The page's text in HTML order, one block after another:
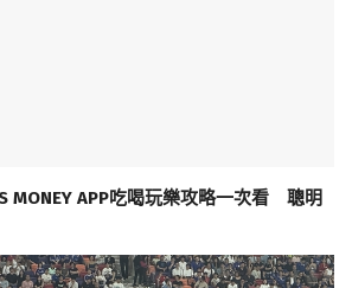
MONEY APP吃喝玩樂攻略一次看 聰明